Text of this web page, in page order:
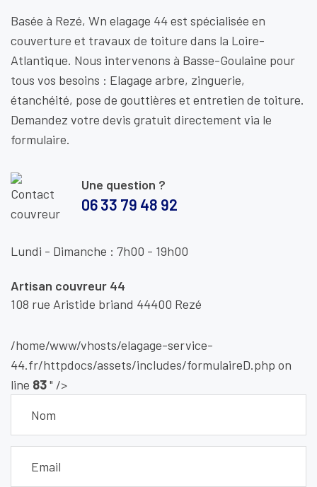
Basée à Rezé, Wn elagage 44 est spécialisée en
couverture et travaux de toiture dans la Loire-
Atlantique. Nous intervenons à Basse-Goulaine pour
tous vos besoins : Elagage arbre, zinguerie,
étanchéité, pose de gouttières et entretien de toiture.
Demandez votre devis gratuit directement via le
formulaire.
Une question ?
06 33 79 48 92
Lundi - Dimanche : 7h00 - 19h00
Artisan couvreur 44
108 rue Aristide briand 44400 Rezé
/home/www/vhosts/elagage-service-
44.fr/httpdocs/assets/includes/formulaireD.php on
line 83" />